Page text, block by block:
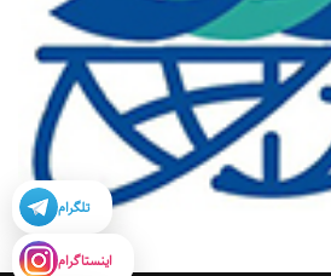
تلگرام
اینستاگرام